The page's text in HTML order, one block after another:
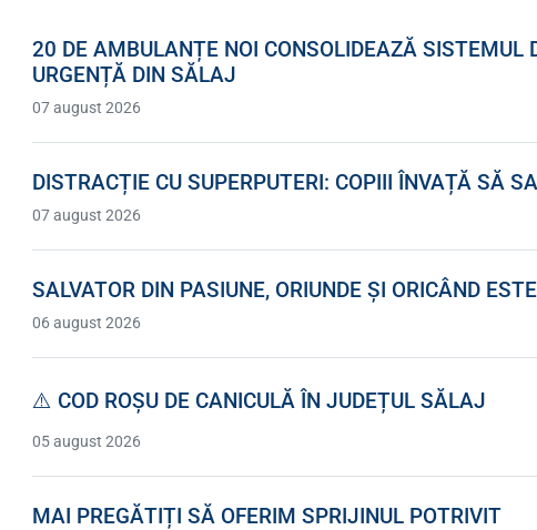
20 DE AMBULANȚE NOI CONSOLIDEAZĂ SISTEMUL
URGENȚĂ DIN SĂLAJ
07 august 2026
DISTRACȚIE CU SUPERPUTERI: COPIII ÎNVAȚĂ SĂ
07 august 2026
SALVATOR DIN PASIUNE, ORIUNDE ȘI ORICÂND
06 august 2026
⚠️ COD ROȘU DE CANICULĂ ÎN JUDEȚUL SĂLAJ
05 august 2026
MAI PREGĂTIȚI SĂ OFERIM SPRIJINUL POTRIVIT